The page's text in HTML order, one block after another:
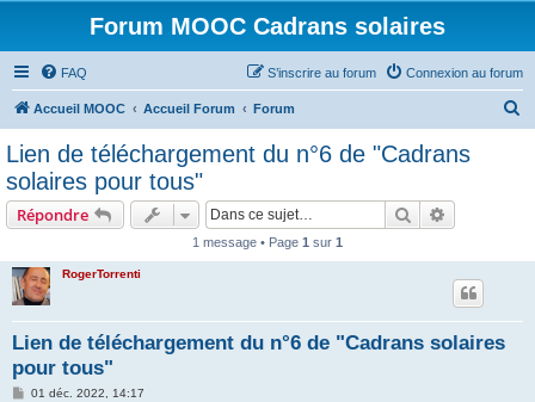
Forum MOOC Cadrans solaires
FAQ Connexion au forum
S’inscrire au forum
Accueil MOOC Accueil Forum Forum
Lien de téléchargement du n°6 de "Cadrans
solaires pour tous"
Répondre Rechercher
1 message • Page 1 sur 1
RogerTorrenti
Lien de téléchargement du n°6 de "Cadrans solaires
pour tous"
M01 déc. 2022, 14:17